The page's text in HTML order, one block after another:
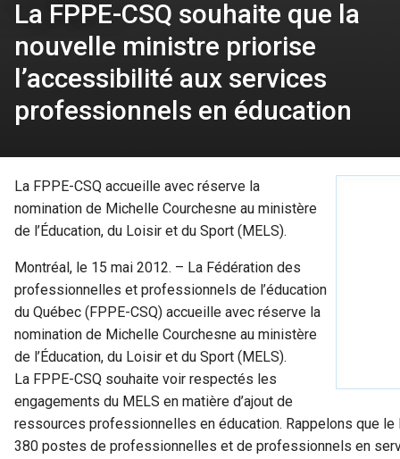
La FPPE-CSQ souhaite que la
nouvelle ministre priorise
l’accessibilité aux services
professionnels en éducation
La FPPE-CSQ accueille avec réserve la
nomination de Michelle Courchesne au ministère
de l’Éducation, du Loisir et du Sport (MELS).
Montréal, le 15 mai 2012. – La Fédération des
professionnelles et professionnels de l’éducation
du Québec (FPPE-CSQ) accueille avec réserve la
nomination de Michelle Courchesne au ministère
de l’Éducation, du Loisir et du Sport (MELS).
La FPPE-CSQ souhaite voir respectés les
engagements du MELS en matière d’ajout de
ressources professionnelles en éducation. Rappelons que le
380 postes de professionnelles et de professionnels en